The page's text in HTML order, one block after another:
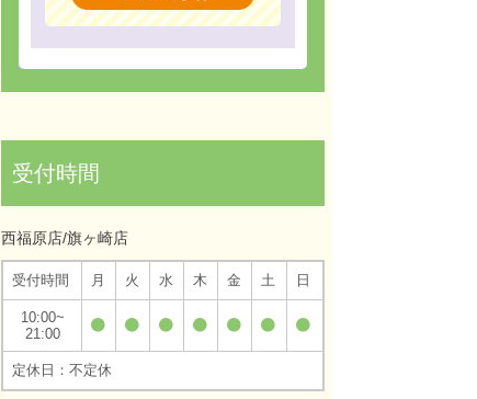
受付時間
西福原店/旗ヶ崎店
受付時間 月 火 水 木 金 土 日
10:00
21:00
定休日：不定休